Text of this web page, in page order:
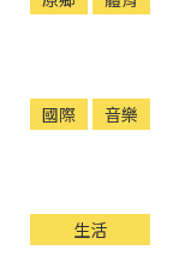
國際 音樂
生活